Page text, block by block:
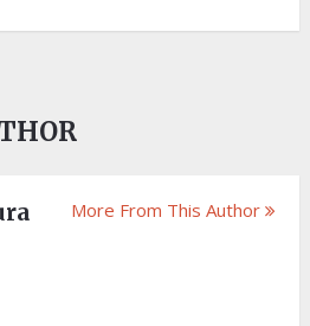
More From This Author